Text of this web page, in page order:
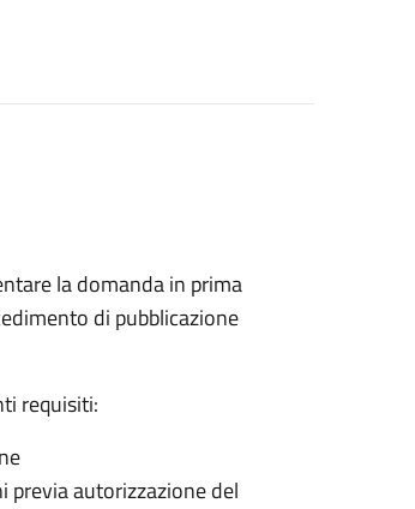
la domanda in prima
di pubblicazione
requisiti:
previa autorizzazione del